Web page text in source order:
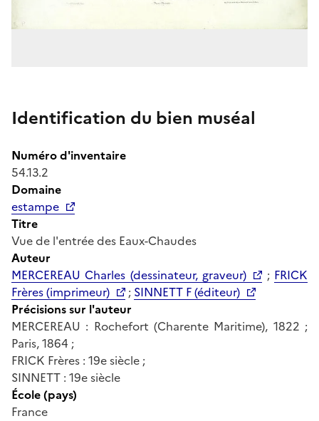
Identification du bien muséal
Numéro d'inventaire
54.13.2
Domaine
estampe
Titre
Vue de l'entrée des Eaux-Chaudes
Auteur
MERCEREAU Charles (dessinateur, graveur)
; FRICK
Frères (imprimeur)
; SINNETT F (éditeur)
Précisions sur l'auteur
MERCEREAU : Rochefort (Charente Maritime), 1822 ;
Paris, 1864 ;
FRICK Frères : 19e siècle ;
SINNETT : 19e siècle
École (pays)
France